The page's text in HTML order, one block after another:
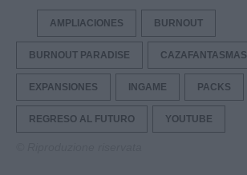
AMPLIACIONES BURNOUT
BURNOUT PARADISE CAZAFANTASMAS
EXPANSIONES INGAME PACKS
REGRESO AL FUTURO YOUTUBE